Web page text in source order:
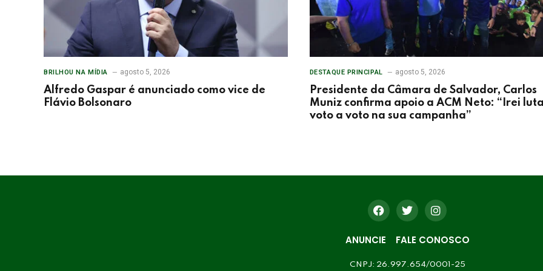
BRILHOU NA MÍDIA agosto 5, 2026
Alfredo Gaspar é anunciado como vice de
Flávio Bolsonaro
DESTAQUE PRINCIPAL agosto 5, 2026
Presidente da Câmara de Salvador, Carlos
Muniz confirma apoio a ACM Neto: “Irei
voto a voto na sua campanha”
ANUNCIE FALE CONOSCO
CNPJ: 26.997.654/0001-25